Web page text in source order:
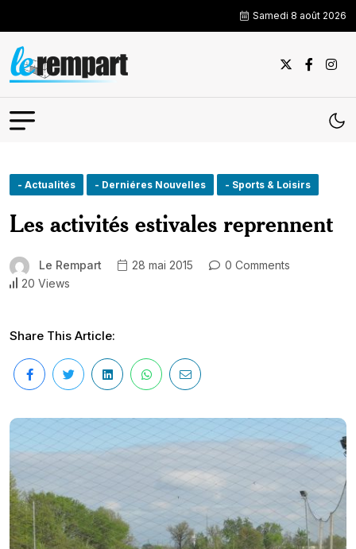
Samedi 8 août 2026
- Actualités - Derniéres Nouvelles - Sports & Loisirs
Les activités estivales reprennent
Le Rempart 28 mai 2015
0 Comments
20 Views
Share This Article: